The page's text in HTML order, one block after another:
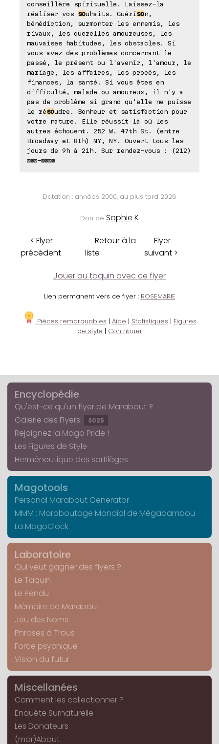
conseillère spirituelle. Laissez-la
réaliser vos souhaits. Guéri son,
bénédiction, surmonter les ennemis, les
rivaux, les querelles amoureuses, les
mauvaises habitudes, les obstacles. Si
vous avez des problèmes concernant le
passé, le présent ou l'avenir, l'amour, le
mariage, les affaires, les procès, les
finances, la santé. Si vous êtes en
difficulté, malade ou amoureux, il n'y a
pas de problème si grand qu'elle ne puisse
le résoudre. Bonheur et satisfaction pour
votre nature. Elle réussit là où les
autres échouent. 252 W. 47th St. (entre
Broadway et 8th) NY, NY. Ouvert tous les
jours de 9h à 21h. Sur rendez-vous : (212)
⊠⊠⊠-⊠⊠⊠⊠
Datation : années 2000, au plus tard 2026
Don de Sophie K
< Flyer
précédent
Retour à la
liste
Flyer
suivant >
Jouer au taquin avec ce flyer
Lien permanent vers ce flyer : ROSEMARIE
Pièces remarquables | Aide | Statistiques | Figures
de style | Contribuer
Encyclopédie
Qu'est-ce qu'un flyer de Marabout ?
Galerie des Flyers
3025
Rejoignez la Mago Pride !
Les Figures de Style
Herméneutique des sortilèges
Magotools
Personal Marabout Generator
MMM : Maraboutage Mondial de Mégabambou
La MagoClock
Laboratoire
Qui veut gagner des flyers ?
Le Taquin
Le Pendu
Mémoire de Marabout
Jeu des Noms
Phrases à Trous
Force psychique
Vision du futur
Miscellanées
Comment les collectionner ?
Enquête Surnaturelle
Les Donateurs
(mar)About